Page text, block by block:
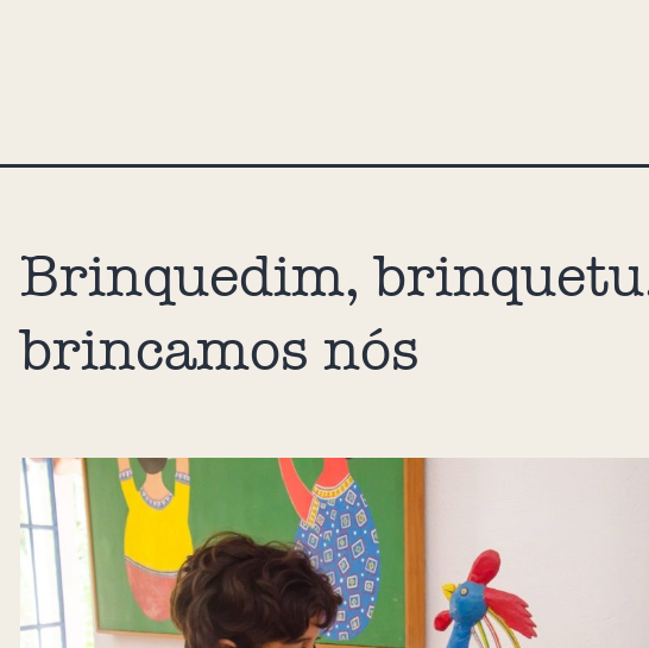
Brinquedim,
brincamos nós